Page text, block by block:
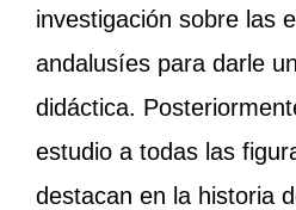
investigación sobre las
andalusíes para darle
didáctica.
estudio a todas las
destacan en la historia